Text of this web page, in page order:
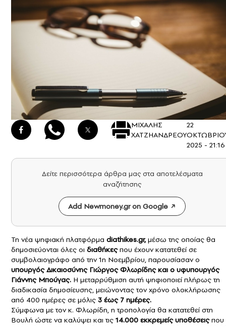
ΜΙΧΑΛΗΣ
ΧΑΤΖΗΑΝΔΡΕΟΥ
22
2025 - 21:16
Δείτε περισσότερα άρθρα μας στα αποτελέσματα
αναζήτησης
Add Newmoney.gr on Google
Τη νέα ψηφιακή πλατφόρμα diathikes.gr,μέσω της οποίας θα
δημοσιεύονται όλες οι διαθήκεςπου έχουν κατατεθεί σε
συμβολαιογράφο από την 1η Νοεμβρίου, παρουσίασαν ο
υπουργός Δικαιοσύνης Γιώργος Φλωρίδης και ο υφυπουργός
Γιάννης Μπούγας. Η μεταρρύθμιση αυτή ψηφιοποιεί πλήρως τη
διαδικασία δημοσίευσης, μειώνοντας τον χρόνο ολοκλήρωσης
από 400 ημέρες σε μόλις 3 έως 7 ημέρες.
Σύμφωνα με τον κ. Φλωρίδη, η τροπολογία θα κατατεθεί στη
Βουλή ώστε να καλύψει και τις 14.000 εκκρεμείς υποθέσειςπου